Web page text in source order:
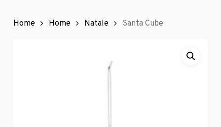
Home Home Natale Santa Cube